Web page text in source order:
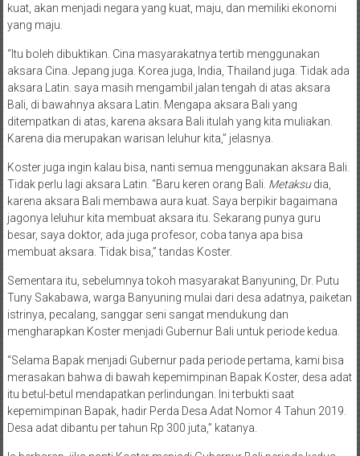
kuat, akan menjadi negara yang kuat, maju, dan memiliki ekonomi
yang maju.
“Itu boleh dibuktikan. Cina masyarakatnya tertib menggunakan
aksara Cina. Jepang juga. Korea juga, India, Thailand juga. Tidak ada
aksara Latin. saya masih mengambil jalan tengah di atas aksara
Bali, di bawahnya aksara Latin. Mengapa aksara Bali yang
ditempatkan di atas, karena aksara Bali itulah yang kita muliakan.
Karena dia merupakan warisan leluhur kita,” jelasnya.
Koster juga ingin kalau bisa, nanti semua menggunakan aksara Bali.
Tidak perlu lagi aksara Latin. “Baru keren orang Bali. Metaksudia,
karena aksara Bali membawa aura kuat. Saya berpikir bagaimana
jagonya leluhur kita membuat aksara itu. Sekarang punya guru
besar, saya doktor, ada juga profesor, coba tanya apa bisa
membuat aksara. Tidak bisa,” tandas Koster.
Sementara itu, sebelumnya tokoh masyarakat Banyuning, Dr. Putu
Tuny Sakabawa, warga Banyuning mulai dari desa adatnya, paiketan
istrinya, pecalang, sanggar seni sangat mendukung dan
mengharapkan Koster menjadi Gubernur Bali untuk periode kedua.
“Selama Bapak menjadi Gubernur pada periode pertama, kami bisa
merasakan bahwa di bawah kepemimpinan Bapak Koster, desa adat
itu betul-betul mendapatkan perlindungan. Ini terbukti saat
kepemimpinan Bapak, hadir Perda Desa Adat Nomor 4 Tahun 2019.
Desa adat dibantu per tahun Rp 300 juta,” katanya.